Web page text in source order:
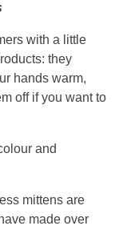
with a little
they
hands warm,
off if you want to
and
mittens are
made over